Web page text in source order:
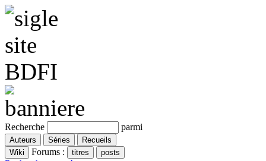
Recherche parmi
Forums :